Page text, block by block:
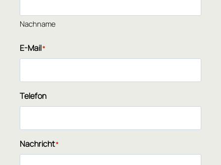
Nachname
E-Mail*
Telefon
Nachricht*